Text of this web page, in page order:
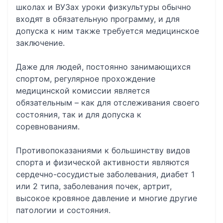
школах и ВУЗах уроки физкультуры обычно
входят в обязательную программу, и для
допуска к ним также требуется медицинское
заключение.
Даже для людей, постоянно занимающихся
спортом, регулярное прохождение
медицинской комиссии является
обязательным – как для отслеживания своего
состояния, так и для допуска к
соревнованиям.
Противопоказаниями к большинству видов
спорта и физической активности являются
сердечно-сосудистые заболевания, диабет 1
или 2 типа, заболевания почек, артрит,
высокое кровяное давление и многие другие
патологии и состояния.